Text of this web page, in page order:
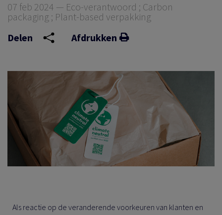
07 feb 2024 — Eco-verantwoord ; Carbon
packaging ; Plant-based verpakking
Delen
Afdrukken
Als reactie op de veranderende voorkeuren van klanten en